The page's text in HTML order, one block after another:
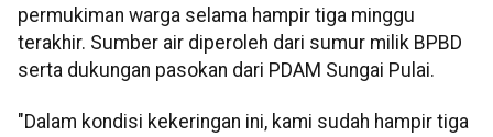
permukiman warga selama hampir tiga minggu
terakhir. Sumber air diperoleh dari sumur milik BPBD
serta dukungan pasokan dari PDAM Sungai Pulai.
"Dalam kondisi kekeringan ini, kami sudah hampir tiga